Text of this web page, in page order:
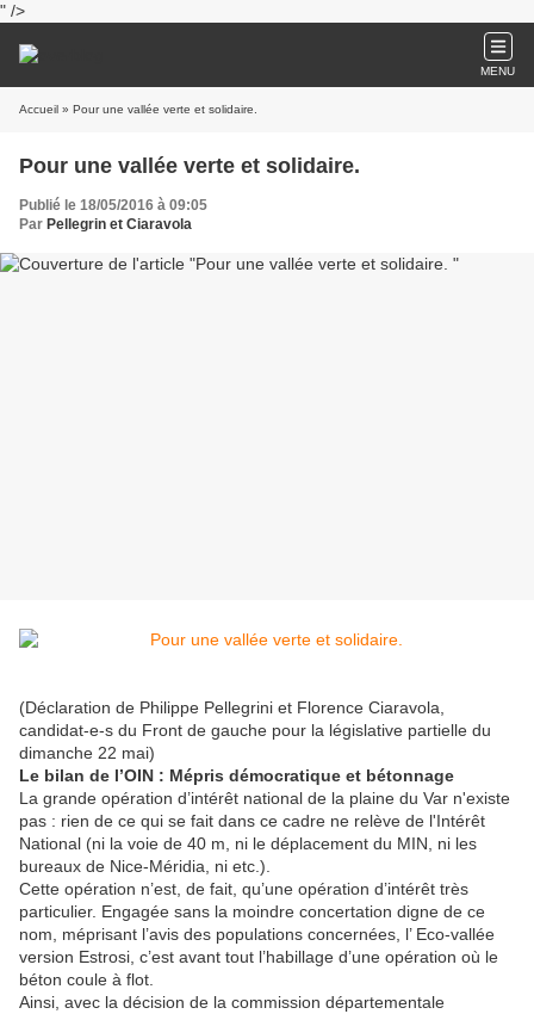
" />
MENU
Accueil » Pour une vallée verte et solidaire.
Pour une vallée verte et solidaire.
Publié le 18/05/2016 à 09:05
Par Pellegrin et Ciaravola
(Déclaration de Philippe Pellegrini et Florence Ciaravola,
candidat-e-s du Front de gauche pour la législative partielle du
dimanche 22 mai)
Le bilan de l’OIN : Mépris démocratique et bétonnage
La grande opération d’intérêt national de la plaine du Var n'existe
pas : rien de ce qui se fait dans ce cadre ne relève de l'Intérêt
National (ni la voie de 40 m, ni le déplacement du MIN, ni les
bureaux de Nice-Méridia, ni etc.).
Cette opération n’est, de fait, qu’une opération d’intérêt très
particulier. Engagée sans la moindre concertation digne de ce
nom, méprisant l’avis des populations concernées, l’ Eco-vallée
version Estrosi, c’est avant tout l’habillage d’une opération où le
béton coule à flot.
Ainsi, avec la décision de la commission départementale